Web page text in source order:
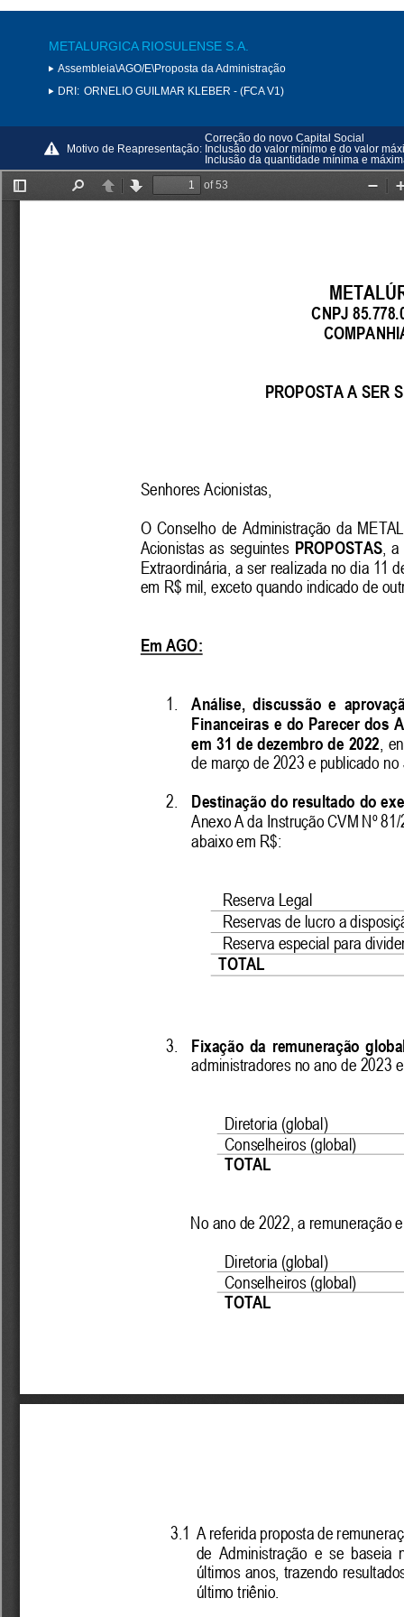
METALURGICA RIOSULENSE S.A.
Assembleia\AGO/E\Proposta da Administração
DRI: ORNELIO GUILMAR KLEBER - (FCA V1)
Motivo de Reapresentação:
Correção do novo Capital Social
Inclusão do valor mínimo e do valor
Inclusão da quantidade mínima e